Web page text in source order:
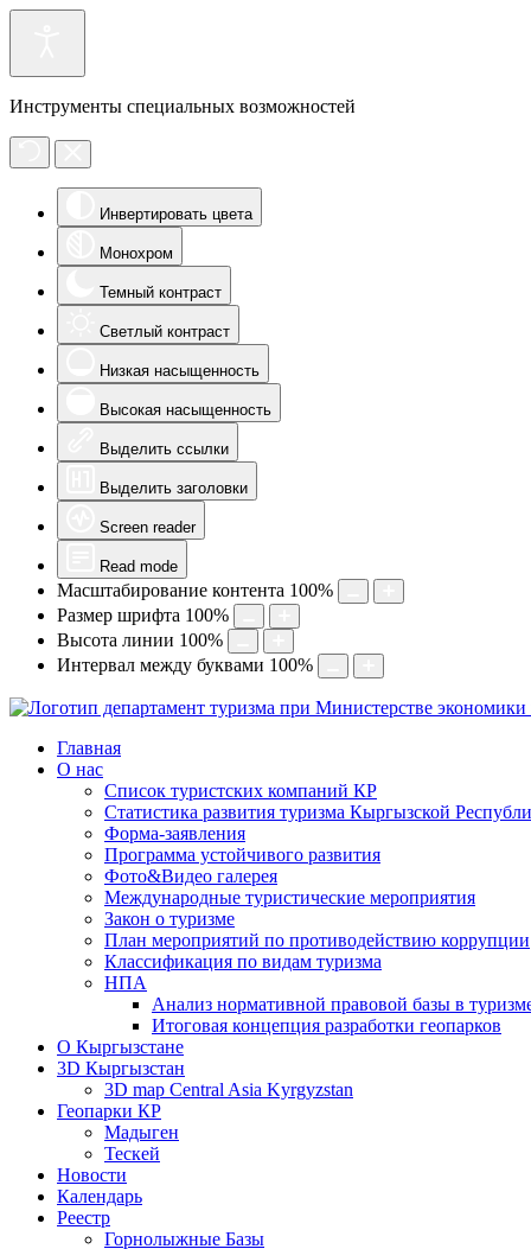
Инструменты специальных возможностей
Инвертировать цвета
Монохром
Темный контраст
Светлый контраст
Низкая насыщенность
Высокая насыщенность
Выделить ссылки
Выделить заголовки
Screen reader
Read mode
Масштабирование контента 100%
Размер шрифта 100%
Высота линии 100%
Интервал между буквами 100%
Главная
О нас
Список туристских компаний КР
Статистика развития туризма Кыргызской
Форма-заявления
Программа устойчивого развития
Фото&Видео галерея
Международные туристические мероприятия
Закон о туризме
План мероприятий по противодействию коррупции
Классификация по видам туризма
НПА
Анализ нормативной правовой базы в
Итоговая концепция разработки геопарков
О Кыргызстане
3D Кыргызстан
3D map Central Asia Kyrgyzstan
Геопарки КР
Мадыген
Тескей
Новости
Календарь
Реестр
Горнолыжные Базы